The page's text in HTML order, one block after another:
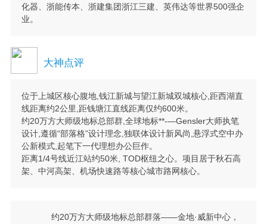
化器、浙能传本、浙建集团浙江三建、英伟达等世界500强企
业。
大神点评
位于上城区核心腹地,钱江新城与望江新城双城核心,距西湖直
线距离约2公里,距钱塘江直线距离仅约600米。
约20万方大师级地标总部群,全球地标**-—Gensler大师执笔
设计,遵循“部落格”设计理念,独联体设计新风尚,悬浮式空中办
公新模式,起笔下一代理想办公巨作。
距离1/4号线近江站约50米, TOD枢纽之心。项目居于秋石高
架、中河高架、机场快速路等核心城市路网核心。
约20万方大师级地标总部群落——金地·威新中心，